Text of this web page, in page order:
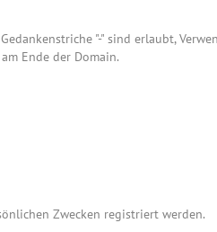
"-" sind erlaubt,
Ende der Domain.
Zwecken registriert werden.